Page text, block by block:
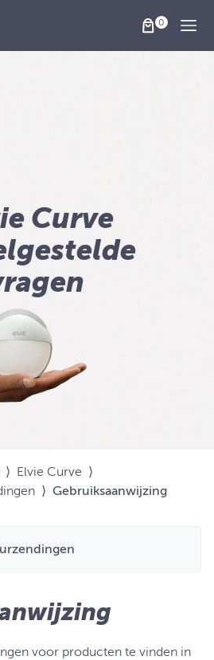
Curve
⟩ Elvie Curve ⟩
⟩ Gebruiksaanwijzing
voor producten te vinden in